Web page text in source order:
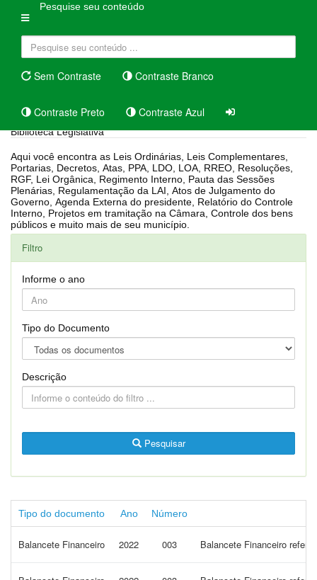
Pesquise seu conteúdo
Sem Contraste Contraste Branco
Contraste Preto Contraste Azul
Biblioteca Legislativa
Aqui você encontra as Leis Ordinárias, Leis Complementares,
Portarias, Decretos, Atas, PPA, LDO, LOA, RREO, Resoluções,
RGF, Lei Orgânica, Regimento Interno, Pauta das Sessões
Plenárias, Regulamentação da LAI, Atos de Julgamento do
Governo, Agenda Externa do presidente, Relatório do Controle
Interno, Projetos em tramitação na Câmara, Controle dos bens
públicos e muito mais de seu município.
Filtro
Informe o ano
Tipo do Documento
Descrição
Pesquisar
Tipo do documento Ano Número
Balancete Financeiro 2022 003 Balancete Financeiro